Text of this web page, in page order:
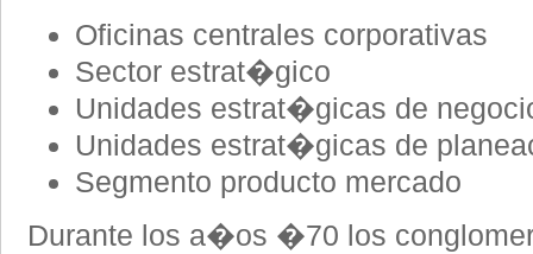
Oficinas centrales corporativas
Sector estrat�gico
Unidades estrat�gicas de
Unidades estrat�gicas de
Segmento producto mercado
Durante los a�os �70 los